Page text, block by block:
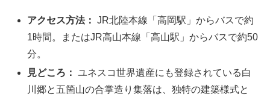
アクセス方法： JR北陸本線「高岡駅」からバスで約
1時間。またはJR高山本線「高山駅」からバスで約50
分。
見どころ： ユネスコ世界遺産にも登録されている白
川郷と五箇山の合掌造り集落は、独特の建築様式と